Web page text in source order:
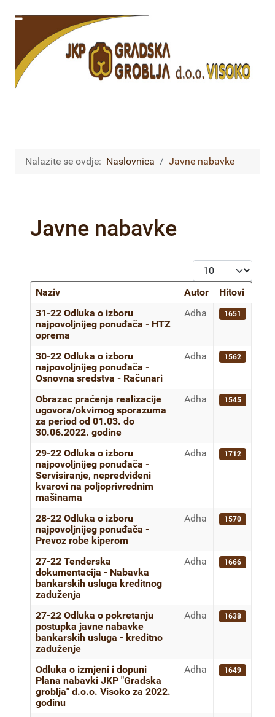
Nalazite se ovdje: Naslovnica Javne nabavke
Javne nabavke
Prikaz #
Članci
Naziv Autor
Hitovi
31-22 Odluka o izboru
najpovoljnijeg ponuđača - HTZ
oprema
Adha 1651
30-22 Odluka o izboru
najpovoljnijeg ponuđača -
Osnovna sredstva - Računari
Adha 1562
Obrazac praćenja realizacije
ugovora/okvirnog sporazuma
za period od 01.03. do
30.06.2022. godine
Adha 1545
29-22 Odluka o izboru
najpovoljnijeg ponuđača -
Servisiranje, nepredviđeni
kvarovi na poljoprivrednim
mašinama
Adha 1712
28-22 Odluka o izboru
najpovoljnijeg ponuđača -
Prevoz robe kiperom
Adha 1570
27-22 Tenderska
dokumentacija - Nabavka
bankarskih usluga kreditnog
zaduženja
Adha 1666
27-22 Odluka o pokretanju
postupka javne nabavke
bankarskih usluga - kreditno
zaduženje
Adha 1638
Odluka o izmjeni i dopuni
Plana nabavki JKP "Gradska
groblja" d.o.o. Visoko za 2022.
godinu
Adha 1649